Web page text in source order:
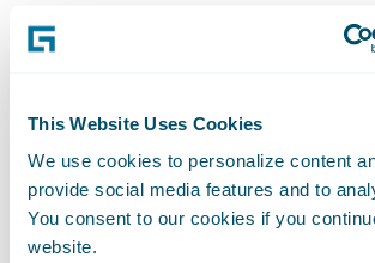
This Website Uses Cookies
We use cookies to personalize content
provide social media features and to
You consent to our cookies if you
website.
Analisar recebíveis, contas
gerenciar efetivamente o
caixa ao longo do tempo e